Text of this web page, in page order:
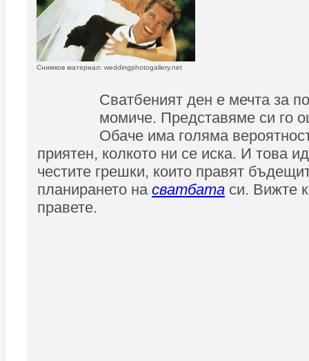
Снимков материал: weddingphotogallery.net
Сватбеният ден е мечта за
момиче. Представяме си го
Обаче има голяма
приятен, колкото ни се иска. И това
честите грешки, които правят
планирането на сватбата си. Вижте
правете.